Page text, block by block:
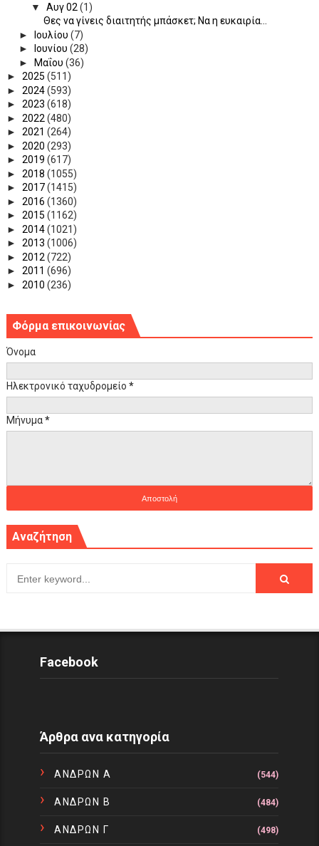
▼ Αυγ 02 (1)
Θες να γίνεις διαιτητής μπάσκετ; Να η ευκαιρία...
►
Ιουλίου (7)
►
Ιουνίου (28)
►
Μαΐου (36)
► 2025 (511)
► 2024(593)
► 2023 (618)
► 2022 (480)
► 2021 (264)
► 2020 (293)
► 2019 (617)
► 2018 (1055)
► 2017(1415)
► 2016 (1360)
► 2015 (1162)
► 2014(1021)
► 2013 (1006)
► 2012 (722)
► 2011 (696)
► 2010 (236)
Φόρμα επικοινωνίας
Όνομα
Ηλεκτρονικό ταχυδρομείο *
Μήνυμα*
Αναζήτηση
Facebook
Άρθρα ανα κατηγορία
ΑΝΔΡΩΝ Α (544)
ΑΝΔΡΩΝ Β (484)
ΑΝΔΡΩΝ Γ (498)